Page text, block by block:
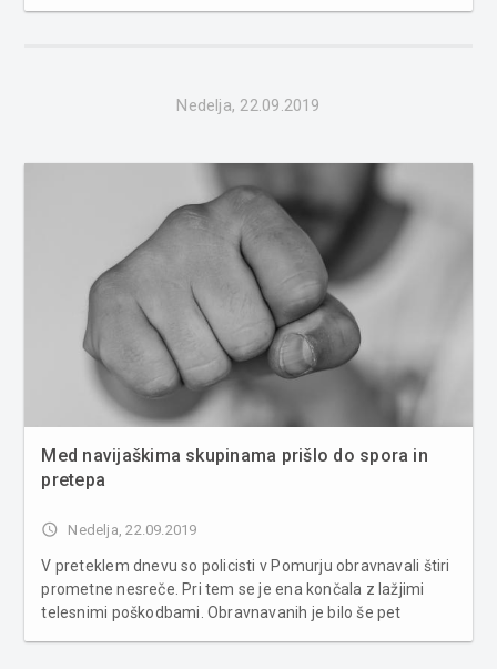
Nedelja, 22.09.2019
Med navijaškima skupinama prišlo do spora in
pretepa
access_time Nedelja, 22.09.2019
V preteklem dnevu so policisti v Pomurju obravnavali štiri
prometne nesreče. Pri tem se je ena končala z lažjimi
telesnimi poškodbami. Obravnavanih je bilo še pet